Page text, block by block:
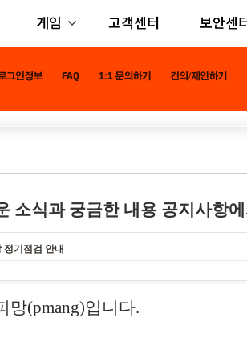
게임 고객센터 보안센
소식과 궁금한 내용 공지사항
정기점검 안내
망(pmang)입니다.